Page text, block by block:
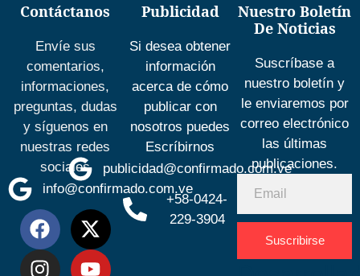
Contáctanos
Envíe sus
comentarios,
informaciones,
preguntas, dudas
y síguenos en
nuestras redes
sociales
info@confirmado.com.ve
Publicidad
Si desea obtener
información
acerca de cómo
publicar con
nosotros puedes
Escríbirnos
publicidad@confirmado.com.ve
+58-0424-
229-3904
Nuestro Boletín
De Noticias
Suscríbase a
nuestro boletín y
le enviaremos por
correo electrónico
las últimas
publicaciones.
Suscribirse